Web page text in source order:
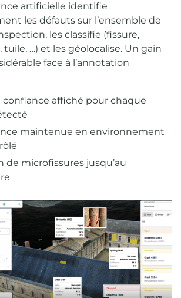
artificielle identifie
les défauts sur l’ensemble de
les classifie (fissure,
…) et les géolocalise. Un gain
face à l’annotation
confiance affiché pour chaque
maintenue en environnement
de microfissures jusqu’au